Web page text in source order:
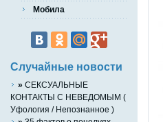
Мобила
Случайные новости
» СЕКСУАЛЬНЫЕ
КОНТАКТЫ С НЕВЕДОМЫМ (
Уфология / Непознанное )